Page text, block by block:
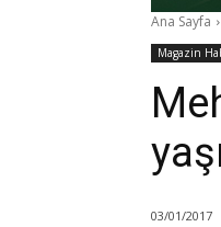
Ana Sayfa
Magazin
03/01/2017